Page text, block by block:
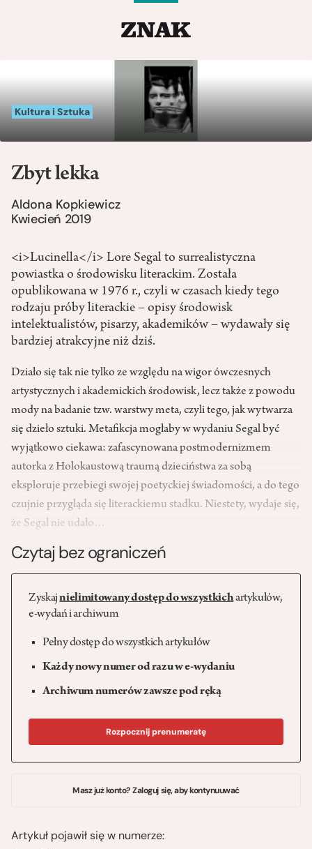
Kultura i Sztuka
Zbyt lekka
Aldona Kopkiewicz
Kwiecień 2019
<i>Lucinella</i> Lore Segal to surrealistyczna
powiastka o środowisku literackim. Została
opublikowana w 1976 r., czyli w czasach kiedy tego
rodzaju próby literackie – opisy środowisk
intelektualistów, pisarzy, akademików – wydawały się
bardziej atrakcyjne niż dziś.
Działo się tak nie tylko ze względu na wigor ówczesnych
artystycznych i akademickich środowisk, lecz także z powodu
mody na badanie tzw. warstwy meta, czyli tego, jak wytwarza
się dzieło sztuki. Metafikcja mogłaby w wydaniu Segal być
wyjątkowo ciekawa: zafascynowana postmodernizmem
autorka z Holokaustową traumą dzieciństwa za sobą
eksploruje przebiegi swojej poetyckiej świadomości, a do tego
czujnie przygląda się literackiemu stadku. Niestety, wydaje się,
że Segal nie udało…
Czytaj bez ograniczeń
Zyskajnielimitowany dostęp do wszystkichartykułów,
e-wydań i archiwum
Pełny dostęp do wszystkich artykułów
Każdy nowy numer od razu w e-wydaniu
Archiwum numerów zawsze pod ręką
Rozpocznij prenumeratę
Masz już konto? Zaloguj się, aby kontynuuwać
Artykuł pojawił się w numerze: